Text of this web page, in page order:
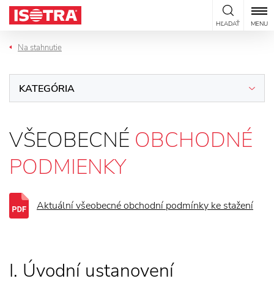
Preskočiť na obsah
HĽADAŤ MENU
Na stahnutie
KATEGÓRIA
VŠEOBECNÉ OBCHODNÉ
PODMIENKY
Aktuální všeobecné obchodní podmínky ke stažení
I. Úvodní ustanovení